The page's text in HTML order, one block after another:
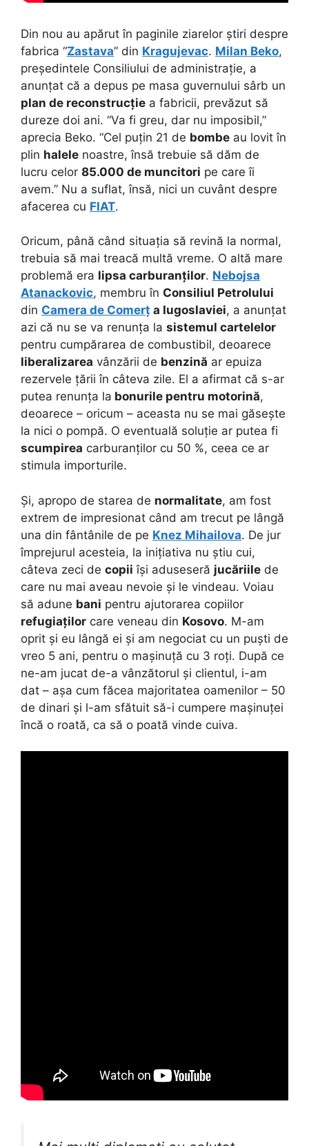
Din nou au apărut în paginile ziarelor știri despre
fabrica “Zastava” din Kragujevac. Milan Beko,
președintele Consiliului de administrație, a
anunțat că a depus pe masa guvernului sârb un
plan de reconstrucție a fabricii, prevăzut să
dureze doi ani. “Va fi greu, dar nu imposibil,”
aprecia Beko. “Cel puțin 21 de bombe au lovit în
plin halele noastre, însă trebuie să dăm de
lucru celor 85.000 de muncitori pe care îi
avem.” Nu a suflat, însă, nici un cuvânt despre
afacerea cu FIAT.
Oricum, până când situația să revină la normal,
trebuia să mai treacă multă vreme. O altă mare
problemă era lipsa carburanților. Nebojsa
Atanackovic, membru în Consiliul Petrolului
din Camera de Comerț a Iugoslaviei, a anunțat
azi că nu se va renunța la sistemul cartelelor
pentru cumpărarea de combustibil, deoarece
liberalizarea vânzării de benzină ar epuiza
rezervele țării în câteva zile. El a afirmat că s-ar
putea renunța la bonurile pentru motorină,
deoarece – oricum – aceasta nu se mai găsește
la nici o pompă. O eventuală soluție ar putea fi
scumpirea carburanților cu 50 %, ceea ce ar
stimula importurile.
Și, apropo de starea de normalitate, am fost
extrem de impresionat când am trecut pe lângă
una din fântânile de pe Knez Mihailova. De jur
împrejurul acesteia, la inițiativa nu știu cui,
câteva zeci de copii își aduseseră jucăriile de
care nu mai aveau nevoie și le vindeau. Voiau
să adune bani pentru ajutorarea copiilor
refugiaților care veneau din Kosovo. M-am
oprit și eu lângă ei și am negociat cu un puști de
vreo 5 ani, pentru o mașinuță cu 3 roți. După ce
ne-am jucat de-a vânzătorul și clientul, i-am
dat – așa cum făcea majoritatea oamenilor – 50
de dinari și l-am sfătuit să-i cumpere mașinuței
încă o roată, ca să o poată vinde cuiva.